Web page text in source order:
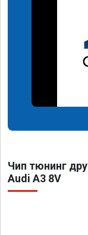
Чип тюнинг
Audi A3 8V